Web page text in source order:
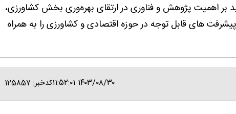
بر اهمیت پژوهش و فناوری در ارتقای بهره‌وری بخش کشاورزی،
های قابل توجه در حوزه اقتصادی و کشاورزی را به همراه
۱۴۰۳/۰۸/۳۰ ۱۱:۵۲:۰۱ کدخبر: 125857